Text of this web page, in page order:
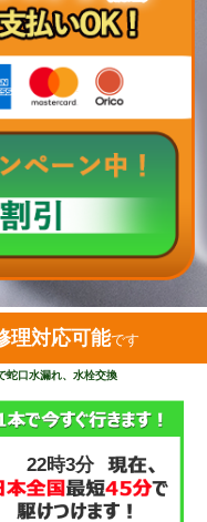
理対応可能です
蛇口水漏れ、水栓交換
22時4分